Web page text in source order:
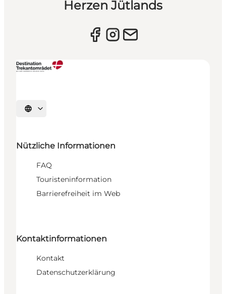
Herzen Jütlands
Sprache auswählen
Nützliche Informationen
FAQ
Touristeninformation
Barrierefreiheit im Web
Kontaktinformationen
Kontakt
Datenschutzerklärung